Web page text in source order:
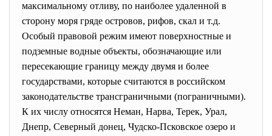
максимальному отливу, по наиболее удаленной в
сторону моря гряде островов, рифов, скал и т.д.
Особый правовой режим имеют поверхностные и
подземные водные объекты, обозначающие или
пересекающие границу между двумя и более
государствами, которые считаются в российском
законодательстве трансграничными (пограничными).
К их числу относятся Неман, Нарва, Терек, Урал,
Днепр, Северный донец, Чудско-Псковское озеро и